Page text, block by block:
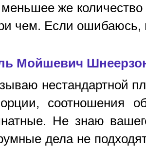
же количество
чем. Если ошибаюсь,
Мойшевич
нестандартной
соотношения
Не знаю
дела не